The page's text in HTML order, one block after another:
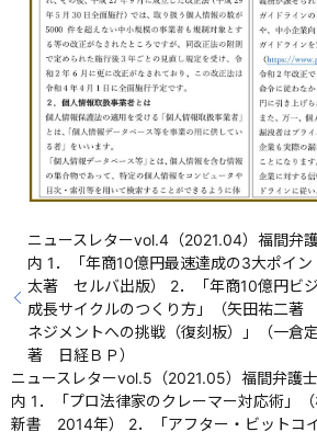
ニュースレターvol.4（2021.04）福間
内 1．「年商10億円最速達成の3大ポイ
太著 セルバ出版） 2．「年商10億円ビ
成長サイクルのつくり方」（矢田祐二
ネジメントへの挑戦（復刻板）」（一倉
著 日経ＢＰ）
ニュースレターvol.5（2021.05）福間弁
内 1．「プロ法律家のクレーマー対応術」
新書 2014年） 2．「アフター・ビットコ